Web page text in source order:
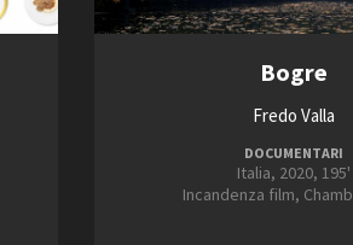
Bogre
Fredo Valla
DOCUMENTARI
Italia, 2020, 195'
Incandenza film,